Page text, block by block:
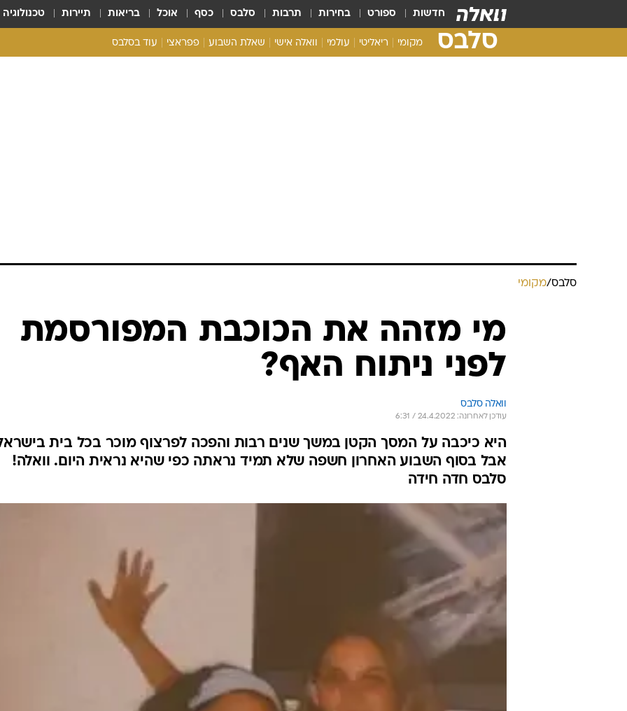
חדשות ספורט בחירות תרבות סלבס כסף אוכל בריאות תיירות טכנולוגיה
סלבס מקומי ריאליטי עולמי וואלה אישי שאלת השבוע פפראצי עוד בסלבס
סלבס/מקומי
מי מזהה את הכוכבת המפורסמת
לפני ניתוח האף?
וואלה סלבס
עודכן לאחרונה: 24.4.2022 / 6:31
היא כיכבה על המסך הקטן במשך שנים רבות והפכה לפרצוף מוכר בכל בית
אבל בסוף השבוע האחרון חשפה שלא תמיד נראתה כפי שהיא נראית היום. וואלה!
סלבס חדה חידה